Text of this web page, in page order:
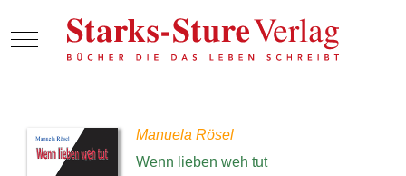
Mobile Menu Toggle
Manuela Rösel
Wenn lieben weh tut